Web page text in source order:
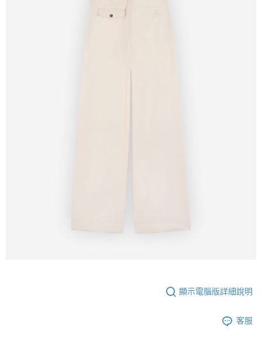
顯示電腦版詳細說明
客服